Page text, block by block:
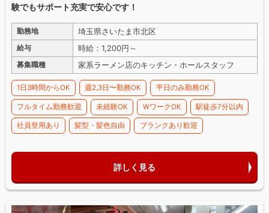
験でもサポート充実で安心です！
勤務地 埼玉県さいたま市北区
給与 時給：1,200円～
募集職種 家系ラーメン店のキッチン・ホールスタッフ
1日3時間からOK 週2,3日〜勤務OK 平日のみ勤務OK
フルタイム勤務歓迎 未経験OK WワークOK 駅徒歩7分以内
社員登用あり 髪型・髪色自由 ブランクあり歓迎
詳しく見る